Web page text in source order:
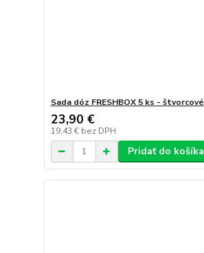
Sada dóz FRESHBOX 5 ks - štvorcové
23,90 €
19,43 € bez DPH
Pridať do košíka